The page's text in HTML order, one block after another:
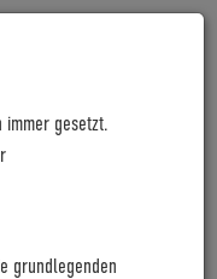
immer gesetzt.
grundlegenden